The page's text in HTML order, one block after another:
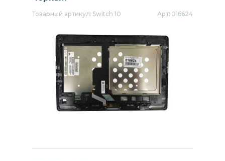
Товарный артикул: Switch 10 Арт: 016624